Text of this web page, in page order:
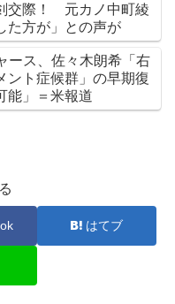
交際！ 元カノ中町綾
た方が」との声が
ース、佐々木朗希「右
ント症候群」の早期復
能」＝米報道
はてブ